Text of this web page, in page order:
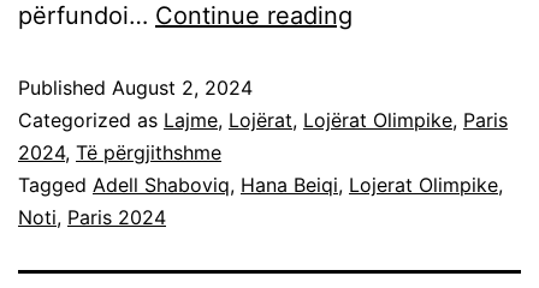
përfundoi… Continue reading
Published August 2, 2024
Categorized as Lajme, Lojërat, Lojërat Olimpike, Paris
2024, Të përgjithshme
Tagged Adell Shaboviq, Hana Beiqi, Lojerat Olimpike,
Noti, Paris 2024